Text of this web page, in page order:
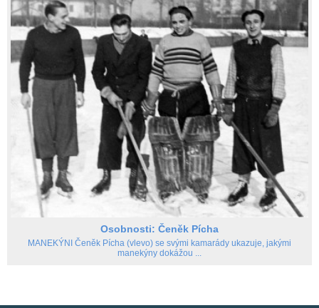
Osobnosti: Čeněk Pícha
MANEKÝNI Čeněk Pícha (vlevo) se svými kamarády ukazuje, jakými
manekýny dokážou ...